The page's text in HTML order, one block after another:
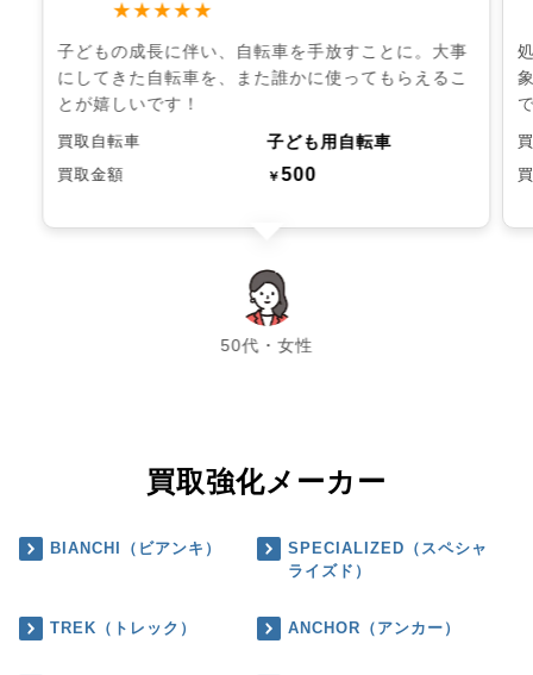
★★★★★
子どもの成長に伴い、自転車を手放すことに。大事
にしてきた自転車を、また誰かに使ってもらえるこ
とが嬉しいです！
買取自転車 子ども用自転車
買取金額 ￥500
50代・女性
chevron_left chevron_right
買取強化メーカー
BIANCHI（ビアンキ）
SPECIALIZED（スペシャ
ライズド）
TREK（トレック） ANCHOR（アンカー）